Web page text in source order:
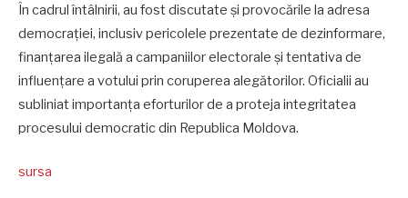
În cadrul întâlnirii, au fost discutate și provocările la adresa
democrației, inclusiv pericolele prezentate de dezinformare,
finanțarea ilegală a campaniilor electorale și tentativa de
influențare a votului prin coruperea alegătorilor. Oficialii au
subliniat importanța eforturilor de a proteja integritatea
procesului democratic din Republica Moldova.
sursa